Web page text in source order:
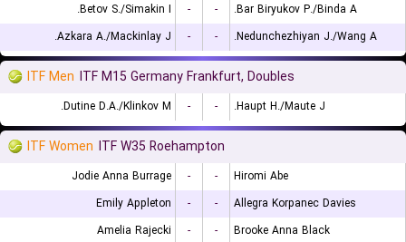
Betov S./Simakin I. - -
Bar Biryukov P./Binda A.
Azkara A./Mackinlay J.
- - Nedunchezhiyan J./Wang A.
ITF Men ITF M15 Germany Frankfurt, Doubles
Dutine D.A./Klinkov M. - - Haupt H./Maute J.
ITF Women ITF W35 Roehampton
Jodie Anna Burrage - -
Hiromi Abe
Emily Appleton
- -
Allegra Korpanec Davies
Amelia Rajecki
- - Brooke Anna Black